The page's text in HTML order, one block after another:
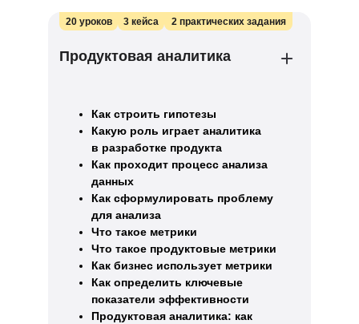
20 уроков 3 кейса 2 практических задания
Продуктовая аналитика
Как строить гипотезы
Какую роль играет аналитика
в разработке продукта
Как проходит процесс анализа
данных
Как сформулировать проблему
для анализа
Что такое метрики
Что такое продуктовые метрики
Как бизнес использует метрики
Как определить ключевые
показатели эффективности
Продуктовая аналитика: как